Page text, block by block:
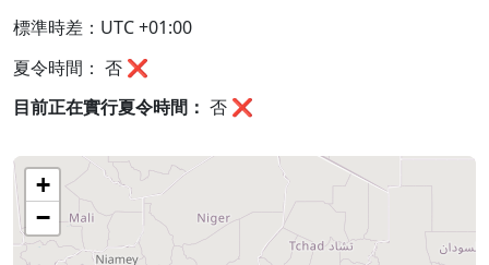
標準時差：UTC +01:00
夏令時間： 否 ❌
目前正在實行夏令時間： 否 ❌
+
−